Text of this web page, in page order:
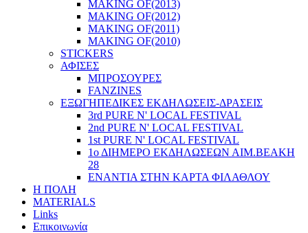
MAKING OF(2013)
MAKING OF(2012)
MAKING OF(2011)
MAKING OF(2010)
STICKERS
ΑΦΙΣΕΣ
ΜΠΡΟΣΟΥΡΕΣ
FANZINES
ΕΞΩΓΗΠΕΔΙΚΕΣ EΚΔΗΛΩΣΕΙΣ-ΔΡΑΣΕΙΣ
3rd PURE N' LOCAL FESTIVAL
2nd PURE N' LOCAL FESTIVAL
1st PURE N' LOCAL FESTIVAL
1ο ΔΙΗΜΕΡΟ ΕΚΔΗΛΩΣΕΩΝ ΑΙΜ.ΒΕΑΚΗ
28
ΕΝΑΝΤΙΑ ΣΤΗΝ ΚΑΡΤΑ ΦΙΛΑΘΛΟΥ
Η ΠΟΛΗ
MATERIALS
Links
Επικοινωνία